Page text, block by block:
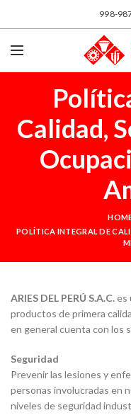
998-
Calidad,
POLÍTICA INTEGRAL DE
ARIES DEL PERÚ S.A.C.es
productos de primera
en general cuenta con los
Seguridad
Prevenir las lesiones y
personas involucradas en
niveles de seguridad